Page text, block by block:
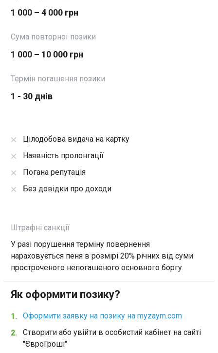
1 000 – 4 000 грн
Сума повторної позики
1 000 – 10 000 грн
Термін погашення позики
1 - 30 днів
Цілодобова видача на картку
Наявність пролонгації
Погана репутація
Без довідки про доходи
Штрафні санкції
У разі порушення терміну повернення
нараховується пеня в розмірі 20% річних від суми
простроченого непогашеного основного боргу.
Як оформити позику?
Оформити заявку на позику на myzaym.com
Створити або увійти в особистий кабінет на сайті
"ЄвроГроші"